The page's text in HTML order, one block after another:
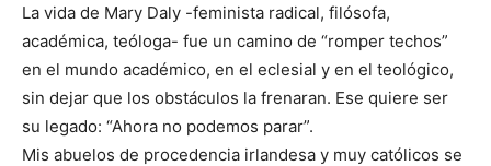
La vida de Mary Daly -feminista radical, filósofa,
académica, teóloga- fue un camino de “romper techos”
en el mundo académico, en el eclesial y en el teológico,
sin dejar que los obstáculos la frenaran. Ese quiere ser
su legado: “Ahora no podemos parar”.
Mis abuelos de procedencia irlandesa y muy católicos se